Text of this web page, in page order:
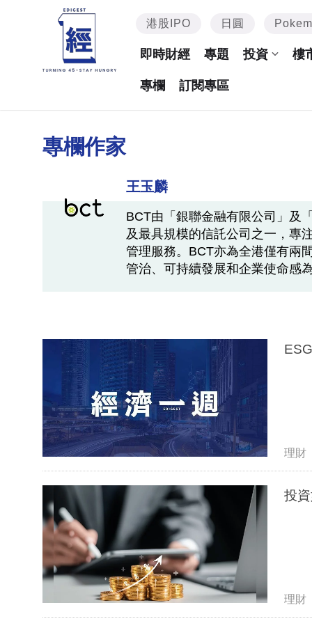
港股IPO 日圓
即時財經 專題 投資 樓
專欄 訂閱專區
專欄作家
王玉麟
BCT由「銀聯金融有限公司」及
及最具規模的信託公司之一，專
管理服務。BCT亦為全港僅有兩
管治、可持續發展和企業使命感
理財
投
理財